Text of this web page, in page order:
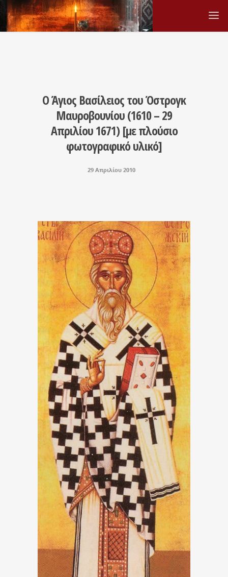
Ο Άγιος Βασίλειος του Όστρογκ
Μαυροβουνίου (1610 – 29
Απριλίου 1671) [με πλούσιο
φωτογραφικό υλικό]
29 Απριλίου 2010